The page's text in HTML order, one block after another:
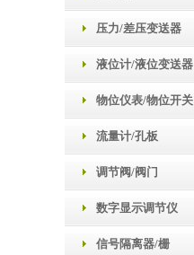
压力/差压变送器
液位计/液位变送器
物位仪表/物位开关
流量计/孔板
调节阀/阀门
数字显示调节仪
信号隔离器/栅